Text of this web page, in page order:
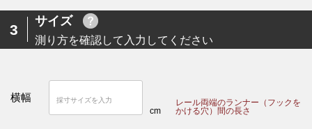
3
サイズ
測り方を確認して入力してください
横幅
cm
レール両端のランナー（フックを
かける穴）間の長さ